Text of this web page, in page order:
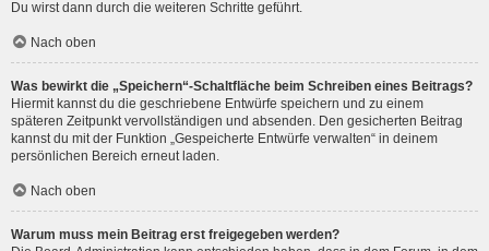
Du wirst dann durch die weiteren Schritte geführt.
Nach oben
Was bewirkt die „Speichern“-Schaltfläche beim Schreiben eines Beitrags?
Hiermit kannst du die geschriebene Entwürfe speichern und zu einem
späteren Zeitpunkt vervollständigen und absenden. Den gesicherten Beitrag
kannst du mit der Funktion „Gespeicherte Entwürfe verwalten“ in deinem
persönlichen Bereich erneut laden.
Nach oben
Warum muss mein Beitrag erst freigegeben werden?